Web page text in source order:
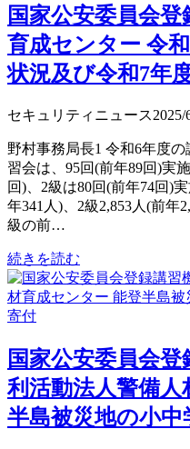
国家公安委員会
育成センター 令
状況及び令和7年
セキュリティニュース2025/
野村事務局長1 令和6年度
習会は、95回(前年89回)実
回)、2級は80回(前年74回)
年341人)、2級2,853人(前年
級の前…
続きを読む
国家公安委員会
利活動法人警備
半島被災地の小